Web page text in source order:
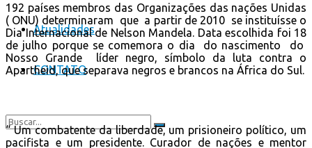
Atualidades
CONTATO
192 países membros das Organizações das nações Unidas
( ONU) determinaram que a partir de 2010 se instituísse o
Dia Internacional de Nelson Mandela. Data escolhida foi 18
de julho porque se comemora o dia do nascimento do
Nosso Grande líder negro, símbolo da luta contra o
Apartheid, que separava negros e brancos na África do Sul.
“ Um combatente da liberdade, um prisioneiro político, um
pacifista e um presidente. Curador de nações e mentor